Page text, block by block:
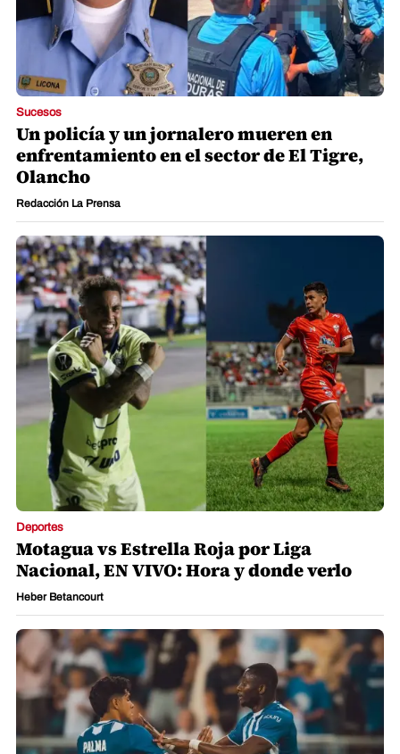
Sucesos
Un policía y un jornalero mueren en
enfrentamiento en el sector de El Tigre,
Olancho
Redacción La Prensa
Deportes
Motagua vs Estrella Roja por Liga
Nacional, EN VIVO: Hora y donde verlo
Heber Betancourt